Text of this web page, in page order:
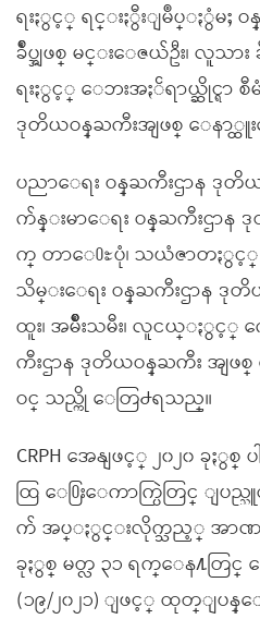
ရးႏွင့္ ရင္းႏွီးျမဳပ္ႏွံမႈ
ခ်ဳပ္အျဖစ္ မင္းေဇယ်ဦး၊ လူသာ
ရးႏွင့္ ေဘးအႏၲရာယ္ဆိုင္ရာ စီ
ဒုတိယဝန္ႀကီးအျဖစ္ ေနာ္ထူး
ပညာေရး ဝန္ႀကီးဌာန ဒုတိယ
က်န္းမာေရး ဝန္ႀကီးဌာန
က္ တာေ႐ႊပုံ၊ သယံဇာတႏွင့္
သိမ္းေရး ဝန္ႀကီးဌာန ဒုတိ
ထူး၊ အမ်ိဳးသမီး၊ လူငယ္ႏွင့္
ကီးဌာန ဒုတိယဝန္ႀကီး အျဖစ္
ဝင္ သည္ကို ေတြ႕ရသည္။
CRPH အေနျဖင့္ ၂၀၂၀ ခုႏွ
ထြ ေ႐ြးေကာက္ပြဲတြင္ ျ
က် အပ္ႏွင္းလိုက္သည့္ အာဏ
ခုႏွစ္ မတ္လ ၃၁ ရက္ေန႔တြ
(၁၉/၂၀၂၁) ျဖင့္ ထုတ္ျ